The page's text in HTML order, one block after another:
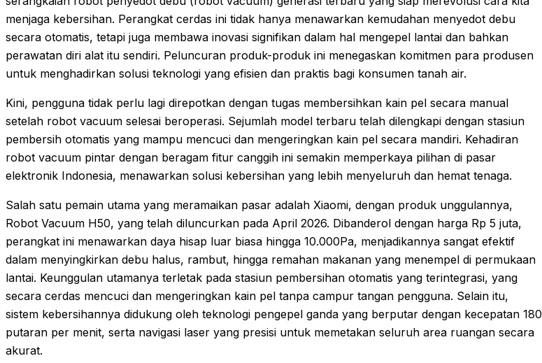
menjaga kebersihan. Perangkat cerdas ini tidak hanya menawarkan kemudahan menyedot debu
secara otomatis, tetapi juga membawa inovasi signifikan dalam hal mengepel lantai dan bahkan
perawatan diri alat itu sendiri. Peluncuran produk-produk ini menegaskan komitmen para produsen
untuk menghadirkan solusi teknologi yang efisien dan praktis bagi konsumen tanah air.
Kini, pengguna tidak perlu lagi direpotkan dengan tugas membersihkan kain pel secara manual
setelah robot vacuum selesai beroperasi. Sejumlah model terbaru telah dilengkapi dengan stasiun
pembersih otomatis yang mampu mencuci dan mengeringkan kain pel secara mandiri. Kehadiran
robot vacuum pintar dengan beragam fitur canggih ini semakin memperkaya pilihan di pasar
elektronik Indonesia, menawarkan solusi kebersihan yang lebih menyeluruh dan hemat tenaga.
Salah satu pemain utama yang meramaikan pasar adalah Xiaomi, dengan produk unggulannya,
Robot Vacuum H50, yang telah diluncurkan pada April 2026. Dibanderol dengan harga Rp 5 juta,
perangkat ini menawarkan daya hisap luar biasa hingga 10.000Pa, menjadikannya sangat efektif
dalam menyingkirkan debu halus, rambut, hingga remahan makanan yang menempel di permukaan
lantai. Keunggulan utamanya terletak pada stasiun pembersihan otomatis yang terintegrasi, yang
secara cerdas mencuci dan mengeringkan kain pel tanpa campur tangan pengguna. Selain itu,
sistem kebersihannya didukung oleh teknologi pengepel ganda yang berputar dengan kecepatan 180
putaran per menit, serta navigasi laser yang presisi untuk memetakan seluruh area ruangan secara
akurat.